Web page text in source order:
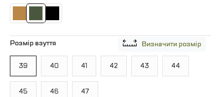
Визначити розмір
Розмір взуття
39 40 41 42 43 44
45 46 47